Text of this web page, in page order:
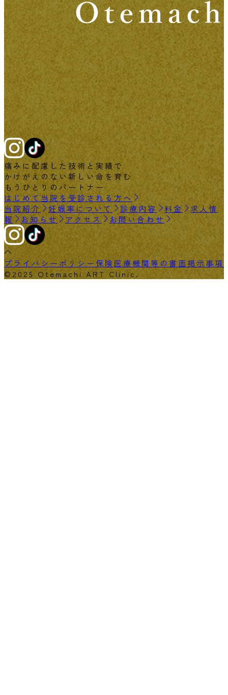
痛みに配慮した技術と実績で
かけがえのない新しい命を育む
もうひとりのパートナー
はじめて当院を受診される方へ
当院紹介
妊娠率について 診療内容 料金
求人情
報
お知らせ アクセス お問い合わせ
プライバシーポリシー保険医療機関等の書面掲示事項
©2025 Otemachi ART Clinic.